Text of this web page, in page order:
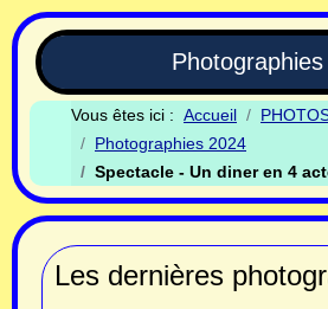
Vous êtes ici : Accueil
Photographies 2024
Spectacle - Un diner en 4
Les dernières